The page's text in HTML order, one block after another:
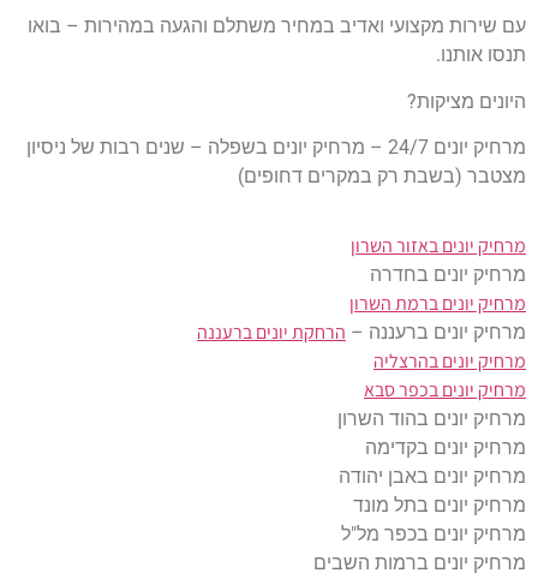
עם שירות מקצועי ואדיב במחיר משתלם והגעה במהירות – בואו
תנסו אותנו.
היונים מציקות?
מרחיק יונים 24/7 – מרחיק יונים בשפלה – שנים רבות של ניסיון
מצטבר (בשבת רק במקרים דחופים)
מרחיק יונים באזור השרון
מרחיק יונים בחדרה
מרחיק יונים ברמת השרון
מרחיק יונים ברעננה – הרחקת יונים ברעננה
מרחיק יונים בהרצליה
מרחיק יונים בכפר סבא
מרחיק יונים בהוד השרון
מרחיק יונים בקדימה
מרחיק יונים באבן יהודה
מרחיק יונים בתל מונד
מרחיק יונים בכפר מל"ל
מרחיק יונים ברמות השבים